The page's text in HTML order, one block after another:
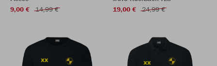
9,00 €
14,99 €
19,00 €
24,99 €